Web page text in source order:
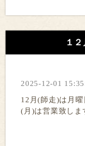
１
2025-12-01
12月(師走)は月
(月)は営業致しま